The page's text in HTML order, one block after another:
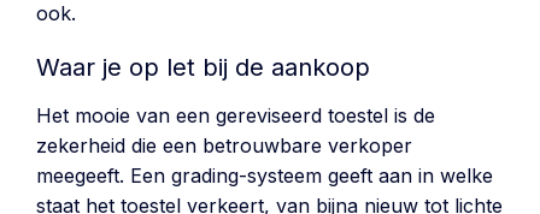
ook.
Waar je op let bij de aankoop
Het mooie van een gereviseerd toestel is de
zekerheid die een betrouwbare verkoper
meegeeft. Een grading-systeem geeft aan in welke
staat het toestel verkeert, van bijna nieuw tot lichte